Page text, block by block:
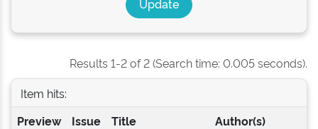
Results 1-2 of 2 (Search time: 0.005 seconds).
Item hits:
Preview
Issue
Title Author(s)